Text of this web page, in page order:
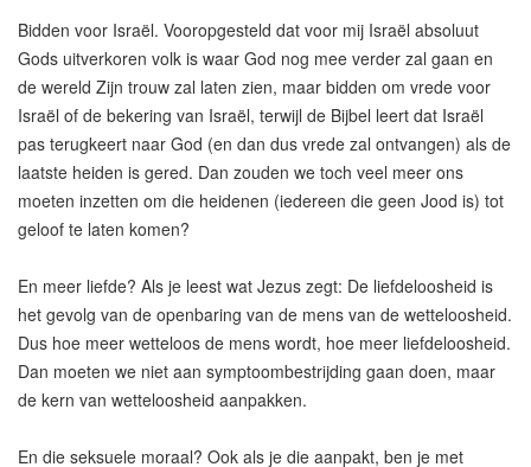
Bidden voor Israël. Vooropgesteld dat voor mij Israël absoluut
Gods uitverkoren volk is waar God nog mee verder zal gaan en
de wereld Zijn trouw zal laten zien, maar bidden om vrede voor
Israël of de bekering van Israël, terwijl de Bijbel leert dat Israël
pas terugkeert naar God (en dan dus vrede zal ontvangen) als de
laatste heiden is gered. Dan zouden we toch veel meer ons
moeten inzetten om die heidenen (iedereen die geen Jood is) tot
geloof te laten komen?
En meer liefde? Als je leest wat Jezus zegt: De liefdeloosheid is
het gevolg van de openbaring van de mens van de wetteloosheid.
Dus hoe meer wetteloos de mens wordt, hoe meer liefdeloosheid.
Dan moeten we niet aan symptoombestrijding gaan doen, maar
de kern van wetteloosheid aanpakken.
En die seksuele moraal? Ook als je die aanpakt, ben je met